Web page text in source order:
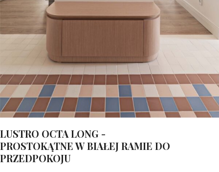
LUSTRO OCTA LONG -
PROSTOKĄTNE W BIAŁEJ RAMIE DO
PRZEDPOKOJU